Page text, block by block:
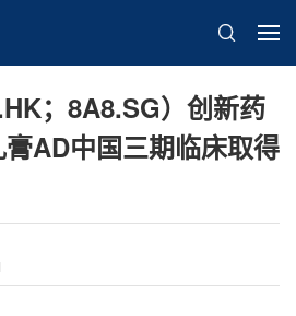
；8A8.SG）创新药
AD中国三期临床取得